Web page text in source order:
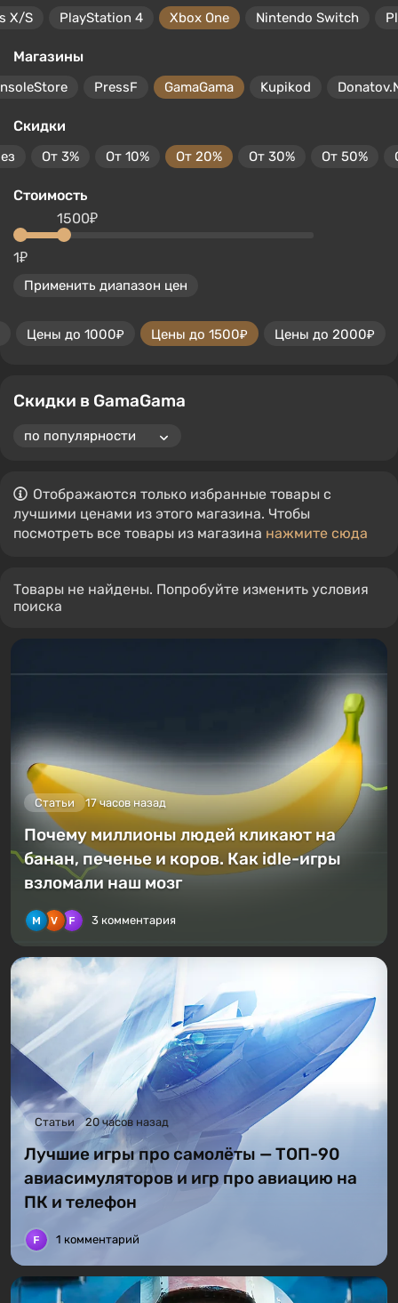
X/S PlayStation 4 Xbox One Nintendo Switch
Магазины
PressF GamaGama Kupikod
Скидки
От 3% От 10% От 20% От 30% От 50%
Стоимость
1₽
1500₽
Применить диапазон цен
Цены до 1000₽ Цены до 1500₽ Цены до 2000₽
Скидки в GamaGama
Отображаются только избранные товары с
лучшими ценами из этого магазина. Чтобы
посмотреть все товары из магазина нажмите сюда
Товары не найдены. Попробуйте изменить условия
поиска
Статьи 17 часов назад
Почему миллионы людей кликают на
банан, печенье и коров. Как idle-игры
взломали наш мозг
3 комментария
Статьи 20 часов назад
Лучшие игры про самолёты — ТОП-90
авиасимуляторов и игр про авиацию на
ПК и телефон
1 комментарий